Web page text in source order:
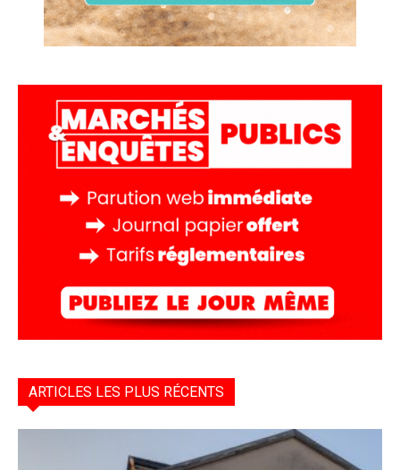
ARTICLES LES PLUS RÉCENTS